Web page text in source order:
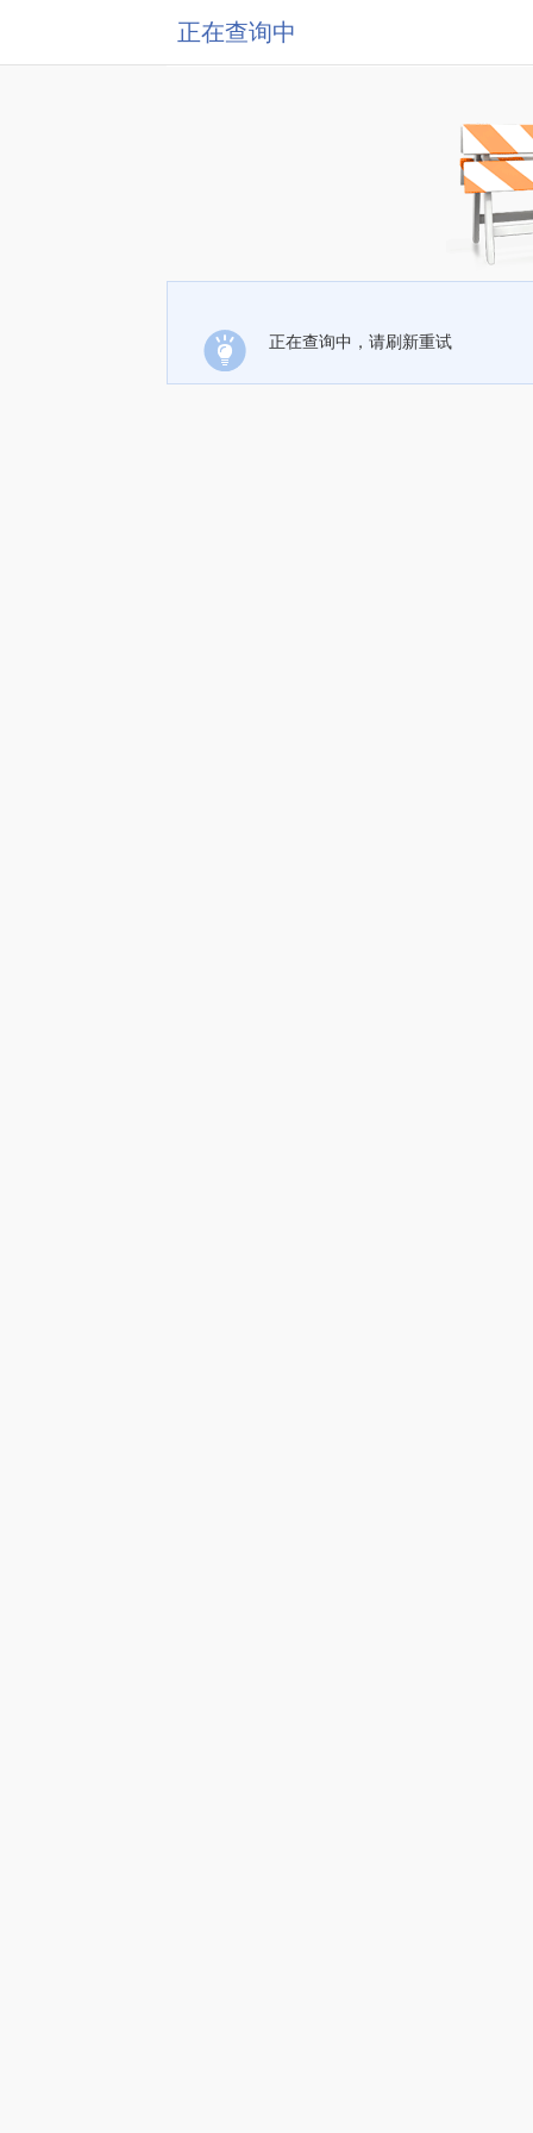
正在查询中
正在查询中，请刷新重试